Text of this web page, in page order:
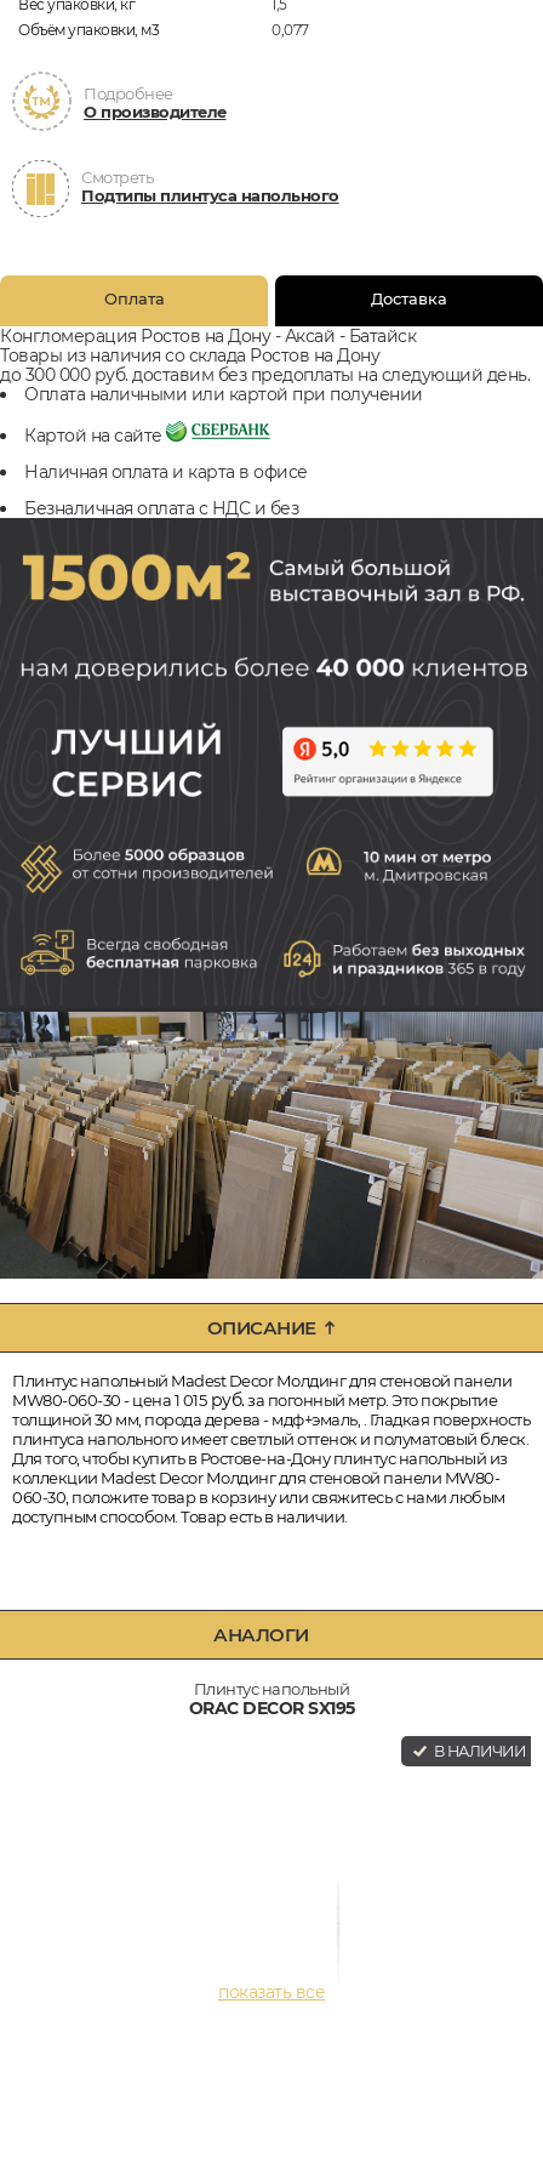
Вес упаковки, кг
1,5
Объём упаковки, м3
0,077
Подробнее
О производителе
Смотреть
Подтипы плинтуса напольного
Оплата Доставка
Конгломерация Ростов на Дону - Аксай - Батайск
Товары из наличия со склада Ростов на Дону
до 300 000 руб. доставим без предоплаты на следующий день.
Оплата наличными или картой при получении
Картой на сайте
Наличная оплата и карта в офисе
Безналичная оплата с НДС и без
ОПИСАНИЕ
Плинтус напольный Madest Decor Молдинг для стеновой панели
MW80-060-30 - цена 1 015руб.за погонный метр. Это покрытие
толщиной 30 мм, порода дерева - мдф+эмаль, . Гладкая поверхность
плинтуса напольного имеет светлый оттенок и полуматовый блеск.
Для того, чтобы купить в Ростове-на-Дону плинтус напольный из
коллекции Madest Decor Молдинг для стеновой панели MW80-
060-30, положите товар в корзину или свяжитесь с нами любым
доступным способом. Товар есть в наличии.
АНАЛОГИ
Плинтус напольный
ORAC DECOR SX195
В НАЛИЧИИ